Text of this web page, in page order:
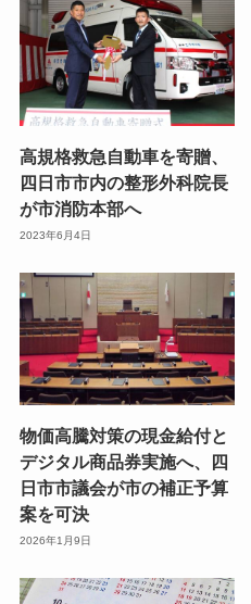
高規格救急自動車を寄贈、
四日市市内の整形外科院長
が市消防本部へ
2023年6月4日
物価高騰対策の現金給付と
デジタル商品券実施へ、四
日市市議会が市の補正予算
案を可決
2026年1月9日